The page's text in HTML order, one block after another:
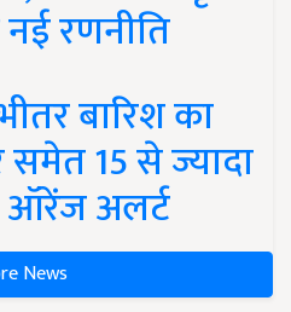
रणनीति
बारिश का
समेत 15 से ज्यादा
ऑरेंज अलर्ट
News